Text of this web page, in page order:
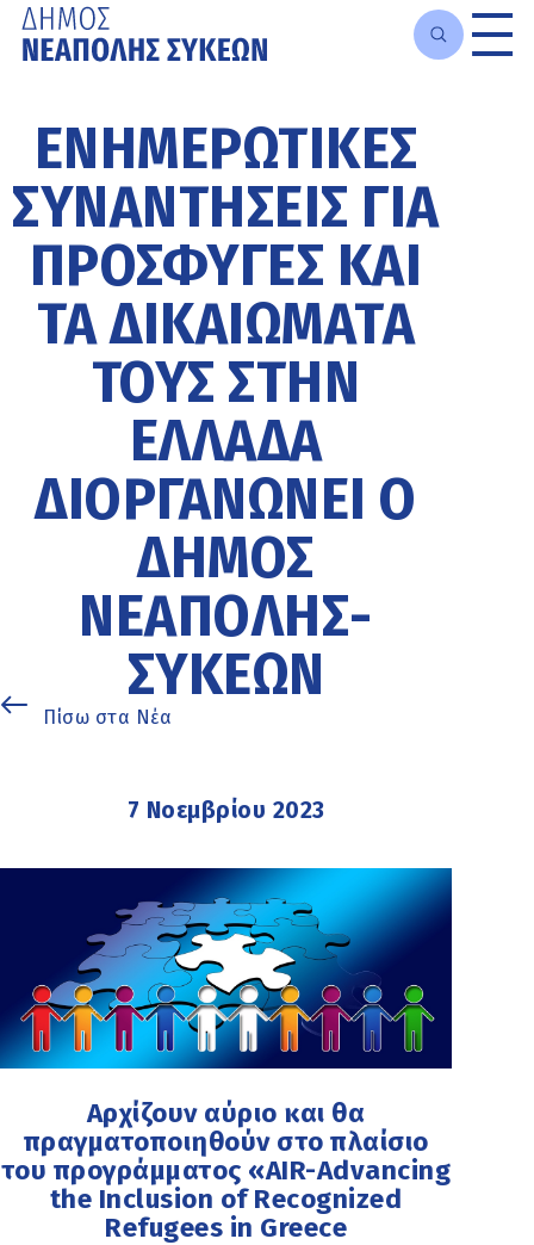
κυρίως
περιεχόμενο
ΕΝΗΜΕΡΩΤΙΚΈΣ
ΣΥΝΑΝΤΉΣΕΙΣ ΓΙΑ
ΠΡΌΣΦΥΓΕΣ ΚΑΙ
ΤΑ ΔΙΚΑΙΏΜΑΤΆ
ΤΟΥΣ ΣΤΗΝ
ΕΛΛΆΔΑ
ΔΙΟΡΓΑΝΏΝΕΙ Ο
ΔΉΜΟΣ
ΝΕΆΠΟΛΗΣ-
ΣΥΚΕΏΝ
Πίσω στα Νέα
7 Νοεμβρίου 2023
Αρχίζουν αύριο και θα
πραγματοποιηθούν στο πλαίσιο
του προγράμματος «AIR-Advancing
the Inclusion of Recognized
Refugees in Greece